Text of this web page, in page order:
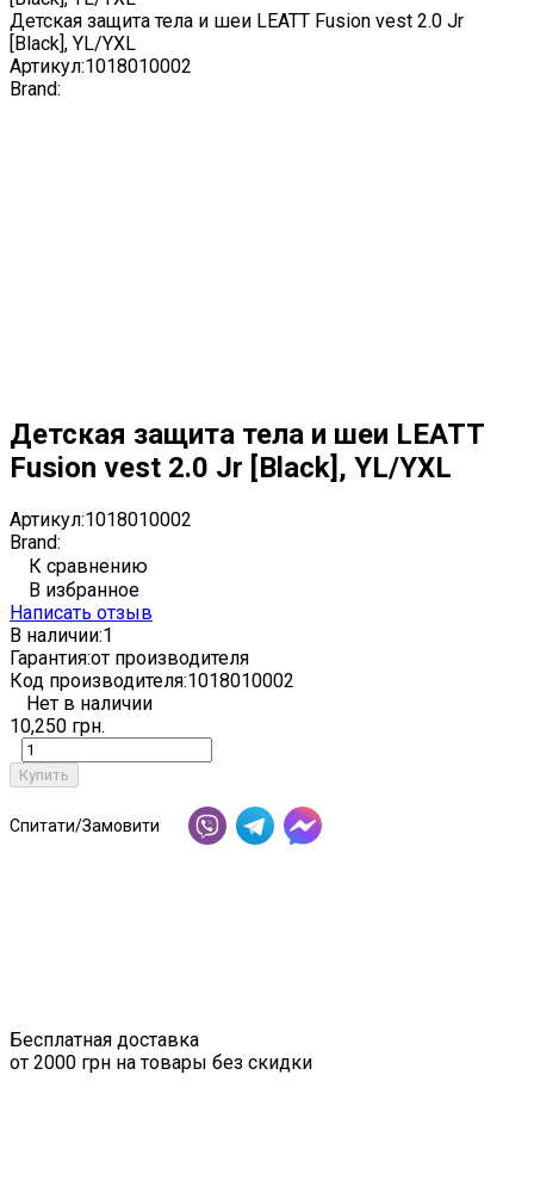
Детская защита тела и шеи LEATT Fusion vest 2.0 Jr
[Black], YL/YXL
Артикул:1018010002
Brand:
Детская защита тела и шеи LEATT
Fusion vest 2.0 Jr [Black], YL/YXL
Артикул:1018010002
Brand:
К сравнению
В избранное
Написать отзыв
В наличии:1
Гарантия:от производителя
Код производителя:1018010002
Нет в наличии
10,250 грн.
Купить
Спитати/Замовити
Бесплатная доставка
от 2000 грн на товары без скидки